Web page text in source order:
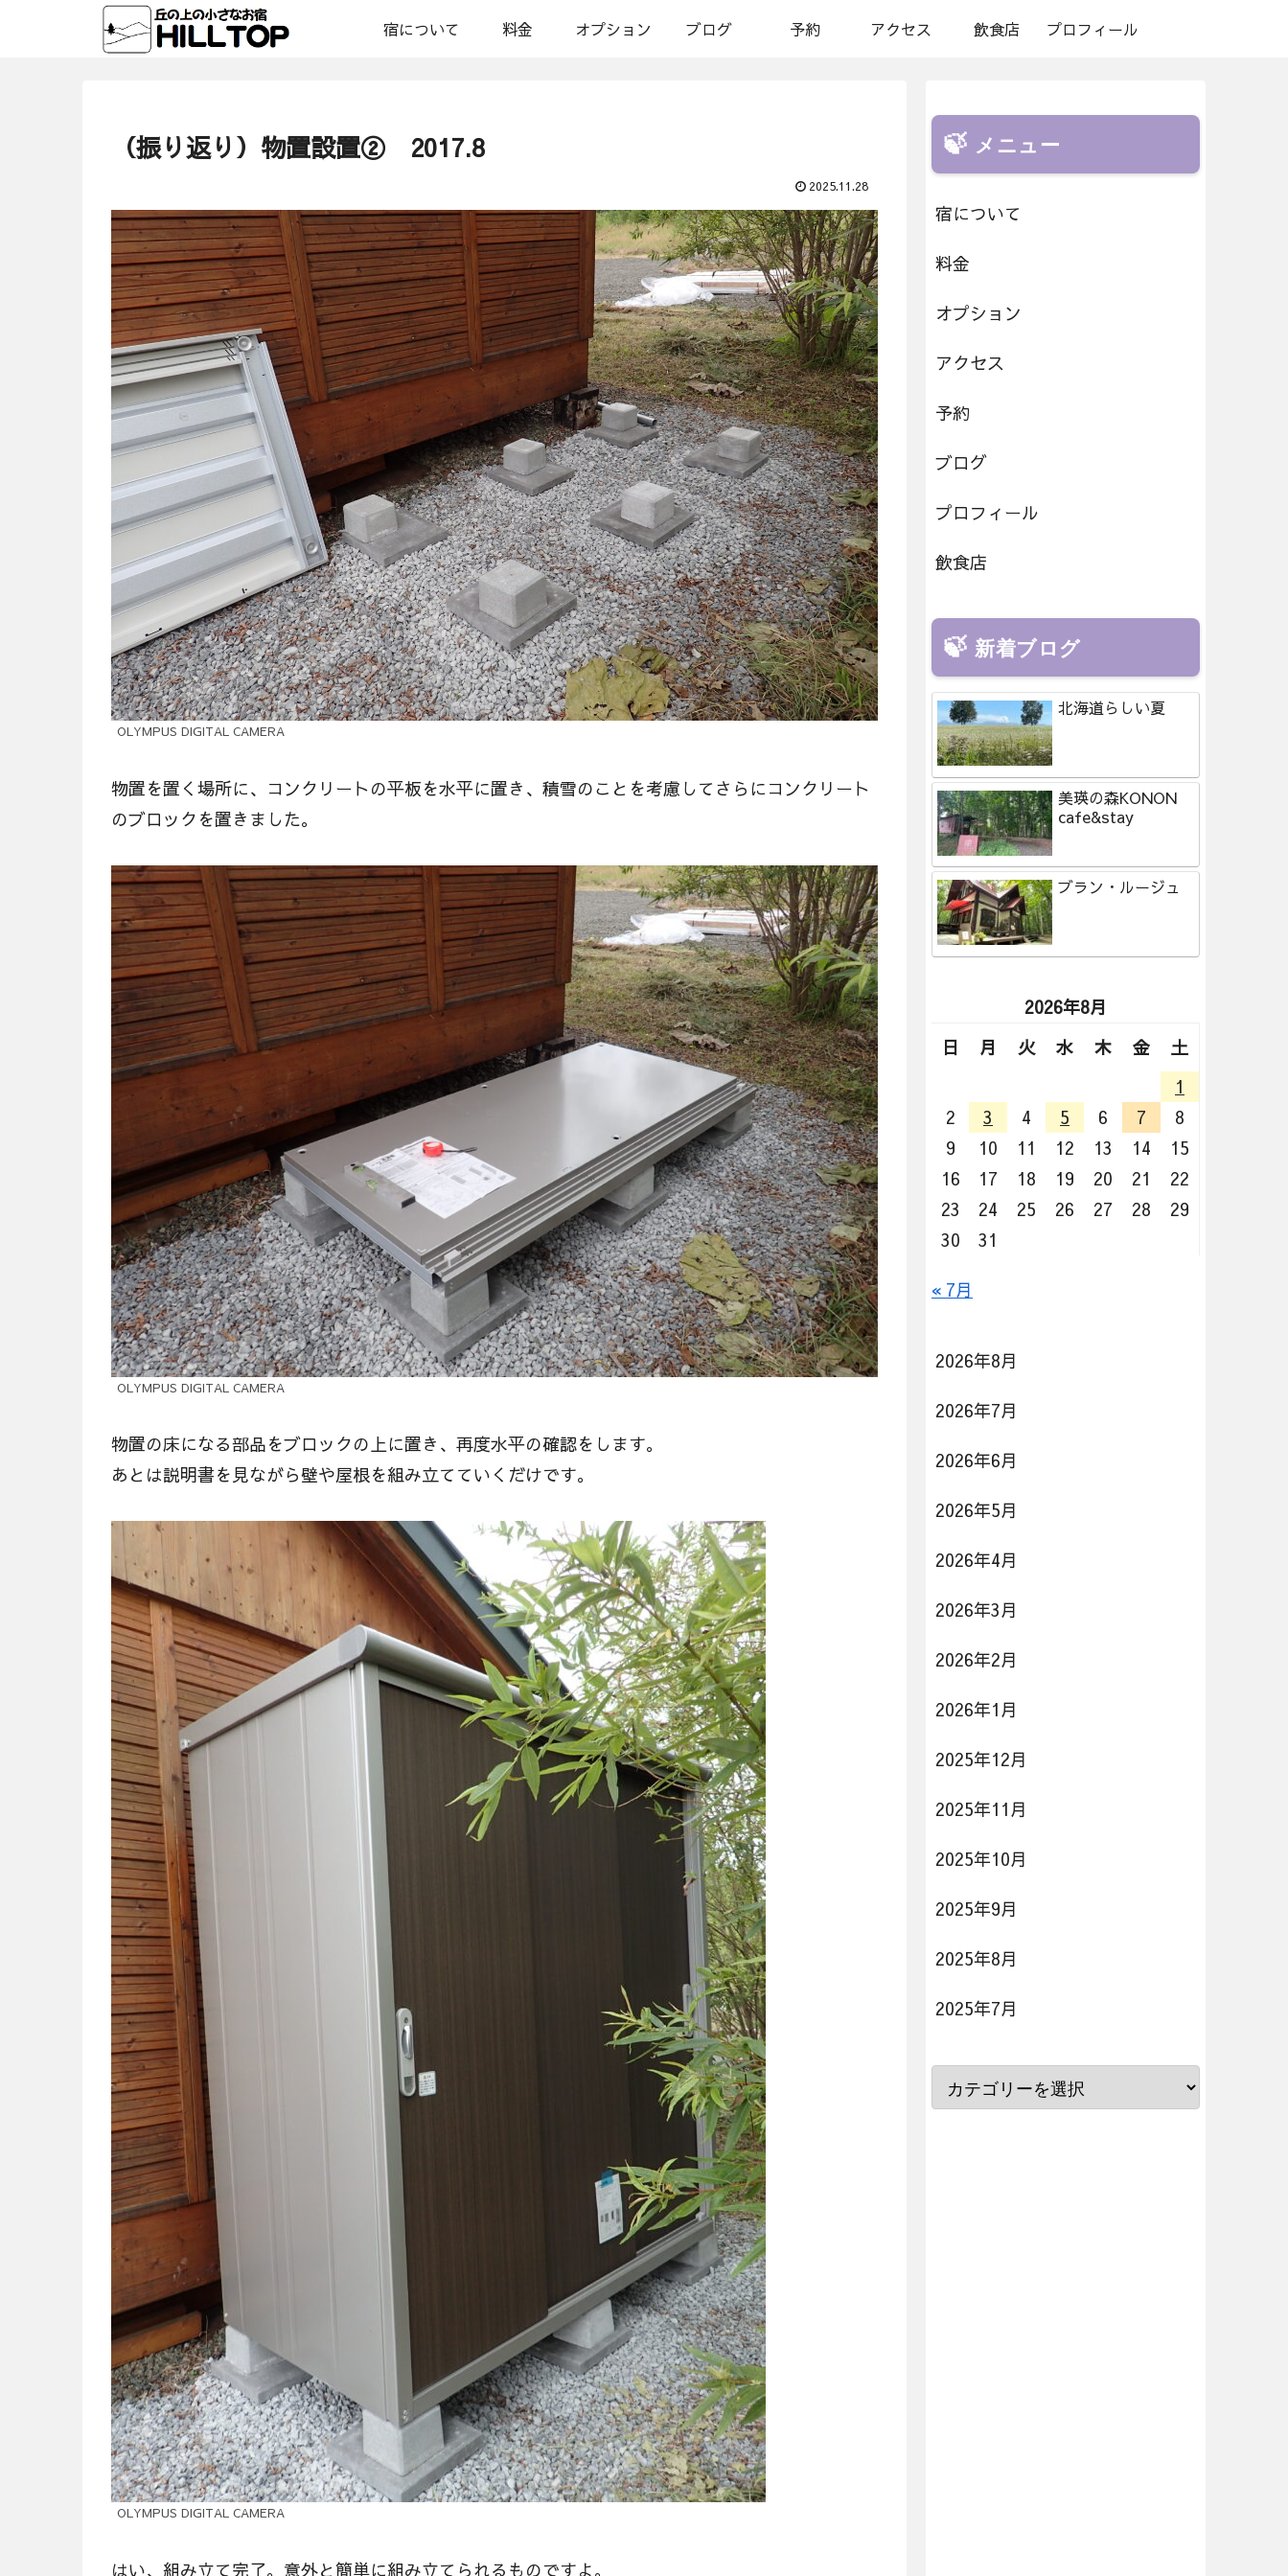
宿について 料金 オプション ブログ 予約 アクセス 飲食店 プロフィール
（振り返り）物置設置② 2017.8
2025.11.28
OLYMPUS DIGITAL CAMERA
物置を置く場所に、コンクリートの平板を水平に置き、積雪のことを考慮してさらにコンクリート
のブロックを置きました。
OLYMPUS DIGITAL CAMERA
物置の床になる部品をブロックの上に置き、再度水平の確認をします。
あとは説明書を見ながら壁や屋根を組み立てていくだけです。
OLYMPUS DIGITAL CAMERA
はい、組み立て完了。意外と簡単に組み立てられるものですよ。
メニュー
宿について
料金
オプション
アクセス
予約
ブログ
プロフィール
飲食店
新着ブログ
北海道らしい夏
美瑛の森KONON
cafe&stay
ブラン・ルージュ
2026年8月
日
月 火 水 木 金
土
1
2
3 4 5 6 7
8
9
10 11 12 13 14
15
16
17 18 19 20 21
22
23
24 25 26 27 28
29
30
31
« 7月
2026年8月
2026年7月
2026年6月
2026年5月
2026年4月
2026年3月
2026年2月
2026年1月
2025年12月
2025年11月
2025年10月
2025年9月
2025年8月
2025年7月